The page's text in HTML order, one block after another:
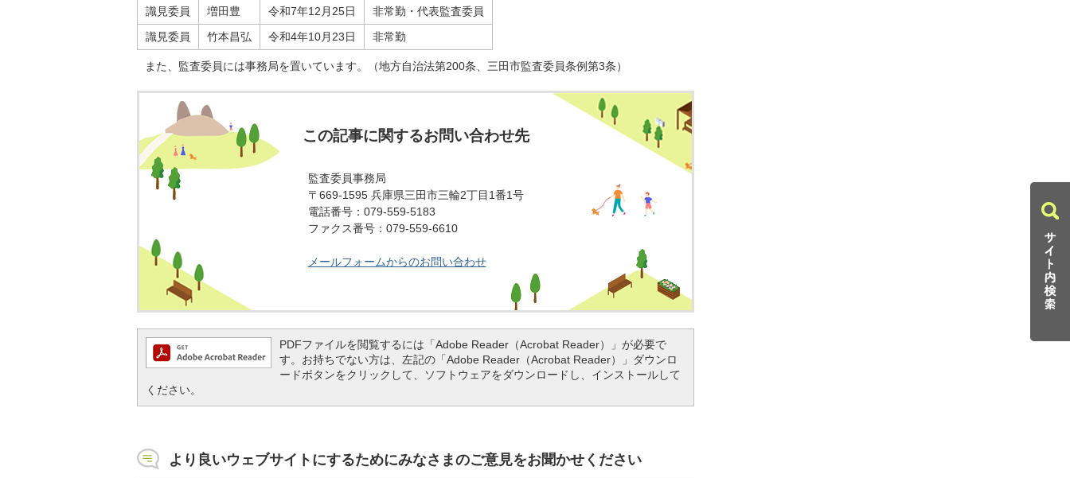
識見委員
増田豊 令和7年12月25日
非常勤・代表監査委員
識見委員
竹本昌弘 令和4年10月23日 非常勤
また、監査委員には事務局を置いています。（地方自治法第200条、三田市監査委員条例第3条）
この記事に関するお問い合わせ先
監査委員事務局
〒669-1595 兵庫県三田市三輪2丁目1番1号
電話番号：079-559-5183
ファクス番号：079-559-6610
メールフォームからのお問い合わせ
PDFファイルを閲覧するには「Adobe Reader（Acrobat Reader）」が必要で
す。お持ちでない方は、左記の「Adobe Reader（Acrobat Reader）」ダウンロ
ードボタンをクリックして、ソフトウェアをダウンロードし、インストールして
ください。
より良いウェブサイトにするためにみなさまのご意見をお聞かせください